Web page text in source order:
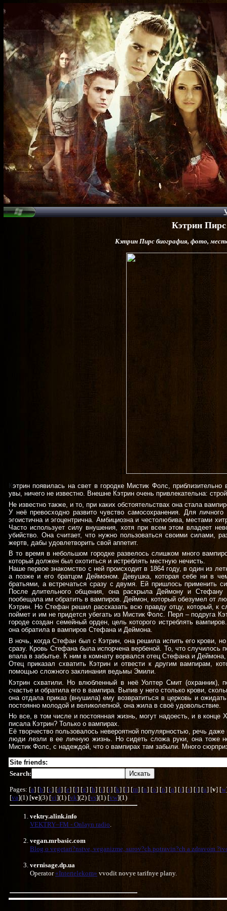
Кэтрин Пирс
Кэтрин Пирс биография, фото,
Кэтрин появилась на свет в городке Мистик Фолс,
увы, ничего не известно. Внешне Кэтрин очень привлекательна:
Не известно также, и то, при каких обстоятельствах она стала
У неё превосходно развито чувство самосохранения. Для
эгоистична и эгоцентрична. Амбициозна и честолюбива, местами
Часто использует силу внушения, хотя при всем этом владеет
убийство. Она считает, что нужно пользоваться своими силами,
жертв, дабы удовлетворить свой аппетит.
В то время в небольшом городке развелось слишком много
который должен был охотиться и истреблять местную нечисть.
Наше первое знакомство с ней происходит в 1864 году, в один из
а позже и его братцом Деймоном. Девушка, которая себе ни в
братьями, а встречаться сразу с двумя. Ей пришлось применить
После длительного общения, она раскрыла Деймону и
пообещала им обратить в вампиров. Деймон, который обезумел от
Кэтрин. Но Стефан решил рассказать всю правду отцу, который, к
поймет и им не придется убегать из Мистик Фолс. Перл – подруга
городе создан семейный орден, цель которого истреблять
она обратила в вампиров Стефана и Деймона.
В ночь, когда Стефан был с Кэтрин, она решила испить его крови,
сразу. Кровь Стефана была испорчена вербеной. То, что случилось
впала в забытье. К ним в комнату ворвался отец Стефана и
Отец приказал схватить Кэтрин и отвести к другим вампирам,
помощью сложного заклинания ведьмы Эмили.
Кэтрин схватили. Но влюбленный в неё Уолтер Смит
счастье и обратила его в вампира. Выпив у него столько крови,
она отдала приказ (внушила) ему возвратиться в церковь и
постоянно молодой и великолепной, она жила в своё удовольствие.
Но все, в том числе и постоянная жизнь, могут надоесть, и в конце
писала Кэтрин? Только о вампирах.
Её творчество пользовалось невероятной популярностью, речь
люди лезли в ее личную жизнь. Но сидеть сложа руки, она тоже
Мистик Фолс, с надеждой, что о вампирах там забыли. Много
Site friends:
Search:
Pages: [a] [b] [c] [d] [e] [f] [g] [h] [i] [j] [k] [l] [m] [n] [o] [p] [q] [r] [s] [t] [u] [v] [w
[va](1) [ve](3) [vi](1) [vk](2) [vs](1) [vw](1)
vektry.alink.info
VEKTRY–FM - Onlayn radіo.
vegan.mrbasic.com
Blog o vegetari?nstve, veganizme, surov?ch potravin?ch a zdravom
vernisage.dp.ua
Operator«Intertelekom» vvodit novye tarifnye plany.